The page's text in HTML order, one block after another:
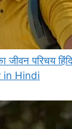
परिचय
in Hindi